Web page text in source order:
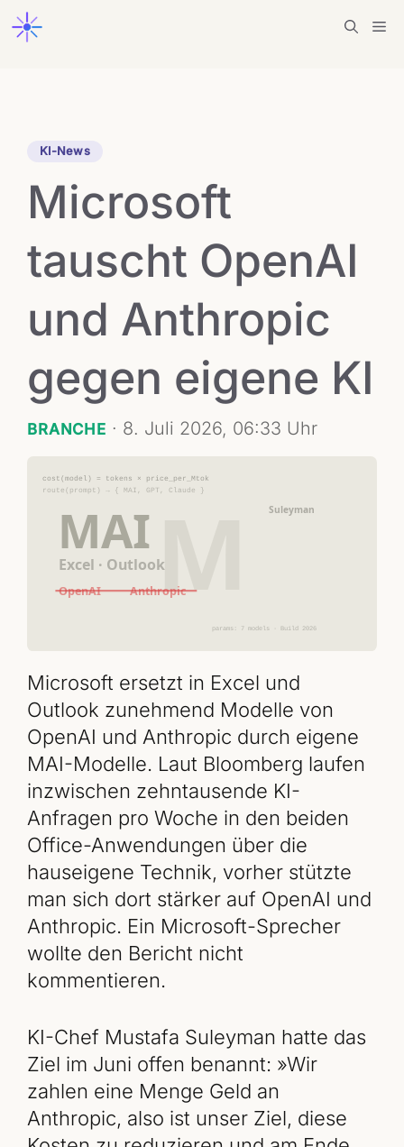
Zum
Inhalt
KI-News
Microsoft
tauscht OpenAI
und Anthropic
gegen eigene KI
BRANCHE · 8. Juli 2026, 06:33 Uhr
Microsoft ersetzt in Excel und
Outlook zunehmend Modelle von
OpenAI und Anthropic durch eigene
MAI-Modelle. Laut Bloomberg laufen
inzwischen zehntausende KI-
Anfragen pro Woche in den beiden
Office-Anwendungen über die
hauseigene Technik, vorher stützte
man sich dort stärker auf OpenAI und
Anthropic. Ein Microsoft-Sprecher
wollte den Bericht nicht
kommentieren.
KI-Chef Mustafa Suleyman hatte das
Ziel im Juni offen benannt: »Wir
zahlen eine Menge Geld an
Anthropic, also ist unser Ziel, diese